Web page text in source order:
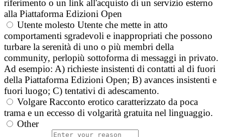
riferimento o un link all'acquisto di un servizio esterno
alla Piattaforma Edizioni Open
Utente molesto Utente che mette in atto
comportamenti sgradevoli e inappropriati che possono
turbare la serenità di uno o più membri della
community, perlopiù sottoforma di messaggi in privato.
Ad esempio: A) richieste insistenti di contatti al di fuori
della Piattaforma Edizioni Open; B) avances insistenti e
fuori luogo; C) tentativi di adescamento.
Volgare Racconto erotico caratterizzato da poca
trama e un eccesso di volgarità gratuita nel linguaggio.
Other